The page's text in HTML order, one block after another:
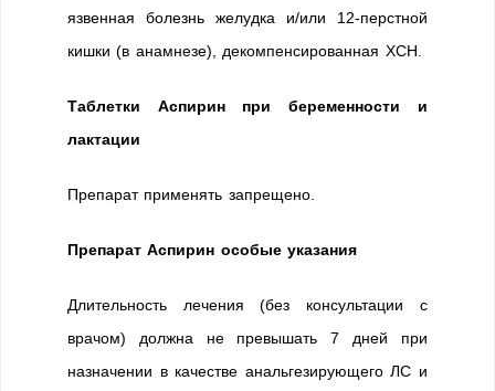
язвенная болезнь желудка и/или 12-перстной
кишки (в анамнезе), декомпенсированная ХСН.
Таблетки Аспирин при беременности и
лактации
Препарат применять запрещено.
Препарат Аспирин особые указания
Длительность лечения (без консультации с
врачом) должна не превышать 7 дней при
назначении в качестве анальгезирующего ЛС и